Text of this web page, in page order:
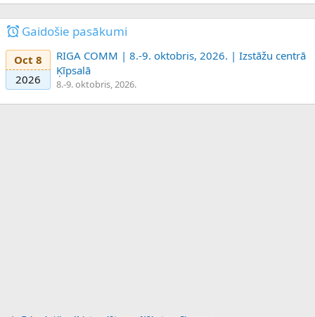
Gaidošie pasākumi
Oct 8
2026
RIGA COMM | 8.-9. oktobris, 2026. | Izstāžu centrā
Ķīpsalā
8.-9. oktobris, 2026.